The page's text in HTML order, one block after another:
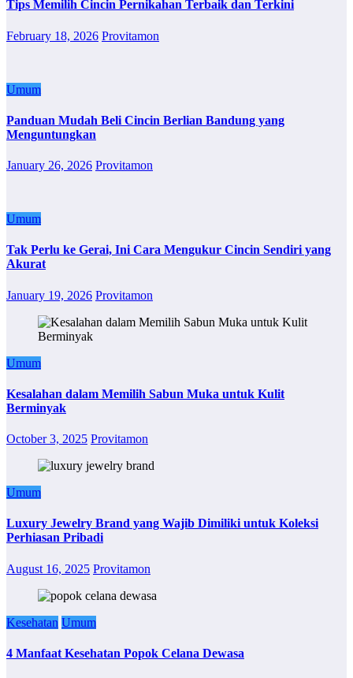
Tips Memilih Cincin Pernikahan Terbaik dan Terkini
February 18, 2026 Provitamon
Umum
Panduan Mudah Beli Cincin Berlian Bandung yang
Menguntungkan
January 26, 2026 Provitamon
Umum
Tak Perlu ke Gerai, Ini Cara Mengukur Cincin Sendiri yang
Akurat
January 19, 2026 Provitamon
Umum
Kesalahan dalam Memilih Sabun Muka untuk Kulit
Berminyak
October 3, 2025 Provitamon
Umum
Luxury Jewelry Brand yang Wajib Dimiliki untuk Koleksi
Perhiasan Pribadi
August 16, 2025 Provitamon
Kesehatan Umum
4 Manfaat Kesehatan Popok Celana Dewasa